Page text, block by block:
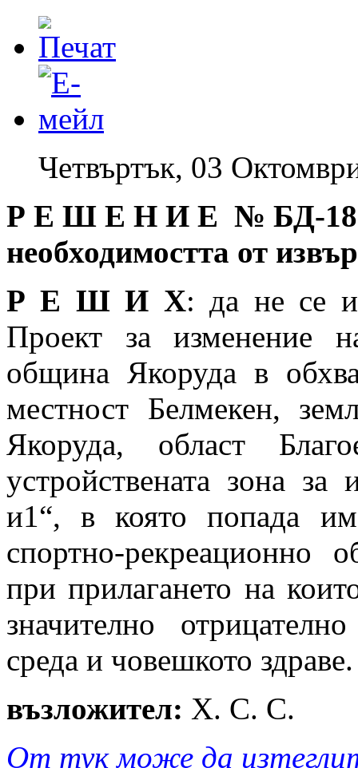
Четвъртък, 03
Р Е Ш Е Н И Е № БД-
необходимостта от
Р Е Ш И Х: да не се
Проект за изменение
община Якоруда в
местност Белмекен,
Якоруда, област
устройствената зона за
и1“, в която попада
спортно-рекреационно
при прилагането на
значително
среда и човешкото здраве.
възложител: Х. С. С.
От тукможе да